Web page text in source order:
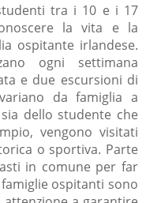
tra i 10 e i 17
la vita e la
ospitante irlandese.
ogni settimana
e due escursioni di
da famiglia a
dello studente che
vengono visitati
o sportiva. Parte
in comune per far
ospitanti sono